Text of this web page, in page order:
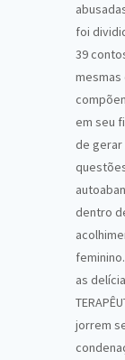
foi
39
mesmas
em seu
de
dentro
as
jorrem